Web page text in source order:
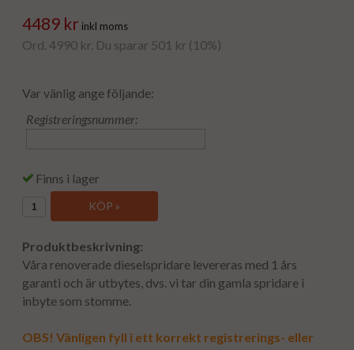
4489 kr inkl moms
Ord. 4990 kr. Du sparar 501 kr (10%)
Var vänlig ange följande:
Registreringsnummer:
Finns i lager
KÖP »
Produktbeskrivning:
Våra renoverade dieselspridare levereras med 1 års
garanti och är utbytes, dvs. vi tar din gamla spridare i
inbyte som stomme.
OBS! Vänligen fyll i ett korrekt registrerings- eller